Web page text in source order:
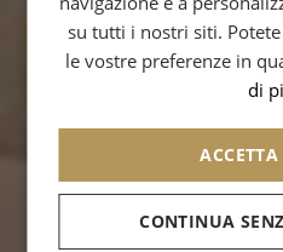
su tutti i nostri siti.
le vostre preferenze in
di
CONTINUA